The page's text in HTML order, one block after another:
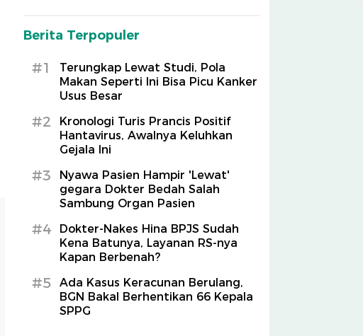
Berita Terpopuler
#1
Terungkap Lewat Studi, Pola
Makan Seperti Ini Bisa Picu Kanker
Usus Besar
#2
Kronologi Turis Prancis Positif
Hantavirus, Awalnya Keluhkan
Gejala Ini
#3
Nyawa Pasien Hampir 'Lewat'
gegara Dokter Bedah Salah
Sambung Organ Pasien
#4
Dokter-Nakes Hina BPJS Sudah
Kena Batunya, Layanan RS-nya
Kapan Berbenah?
#5
Ada Kasus Keracunan Berulang,
BGN Bakal Berhentikan 66 Kepala
SPPG